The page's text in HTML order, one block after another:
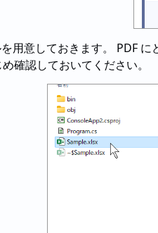
用意しておきます。 PDF
確認しておいてください。